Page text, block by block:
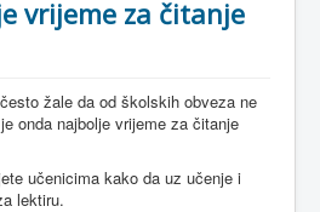
vrijeme za čitanje
žale da od školskih obveza ne
onda najbolje vrijeme za čitanje
učenicima kako da uz učenje i
lektiru.